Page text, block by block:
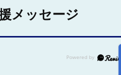
メッセージ